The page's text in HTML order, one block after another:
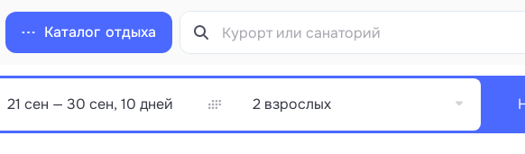
Каталог отдыха
2 взрослых